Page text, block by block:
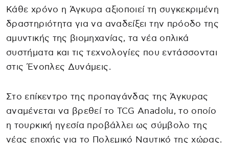
Κάθε χρόνο η Άγκυρα αξιοποιεί τη συγκεκριμένη
δραστηριότητα για να αναδείξει την πρόοδο της
αμυντικής της βιομηχανίας, τα νέα οπλικά
συστήματα και τις τεχνολογίες που εντάσσονται
στις Ένοπλες Δυνάμεις.
Στο επίκεντρο της προπαγάνδας της Άγκυρας
αναμένεται να βρεθεί το TCG Anadolu, το οποίο
η τουρκική ηγεσία προβάλλει ως σύμβολο της
νέας εποχής για το Πολεμικό Ναυτικό της χώρας.